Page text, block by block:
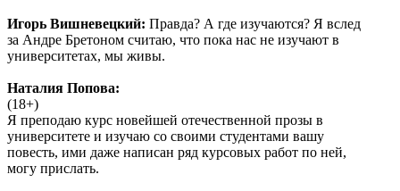
Игорь Вишневецкий: Правда? А где изучаются? Я вслед
за Андре Бретоном считаю, что пока нас не изучают в
университетах, мы живы.
Наталия Попова:
(18+)
Я преподаю курс новейшей отечественной прозы в
университете и изучаю со своими студентами вашу
повесть, ими даже написан ряд курсовых работ по ней,
могу прислать.